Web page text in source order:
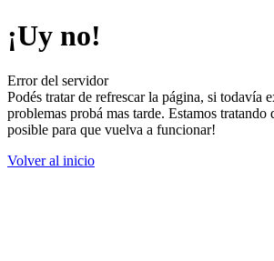
¡Uy no!
Error del servidor
Podés tratar de refrescar la página, si todavía
problemas probá mas tarde. Estamos tratando
posible para que vuelva a funcionar!
Volver al inicio